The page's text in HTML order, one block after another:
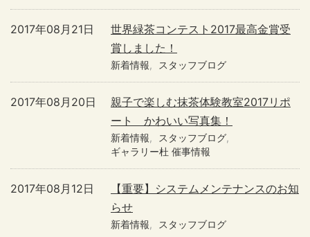
世界緑茶コンテスト2017最高金賞受
賞しました！
2017年08月21日
新着情報 スタッフブログ
親子で楽しむ抹茶体験教室2017リポ
ート かわいい写真集！
2017年08月20日
新着情報
スタッフブログ
ギャラリー杜 催事情報
【重要】システムメンテナンスのお知
らせ
2017年08月12日
新着情報 スタッフブログ